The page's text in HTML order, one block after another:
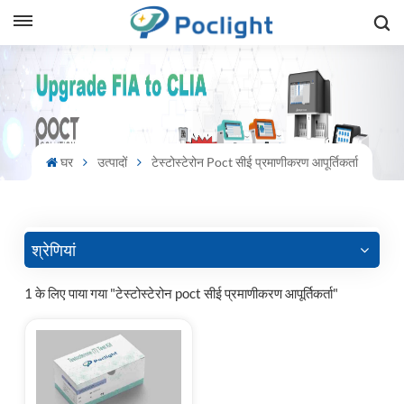
घर उत्पादों टेस्टोस्टेरोन Poct सीई प्रमाणीकरण आपूर्तिकर्ता
श्रेणियां
1 के लिए पाया गया "टेस्टोस्टेरोन poct सीई प्रमाणीकरण आपूर्तिकर्ता"